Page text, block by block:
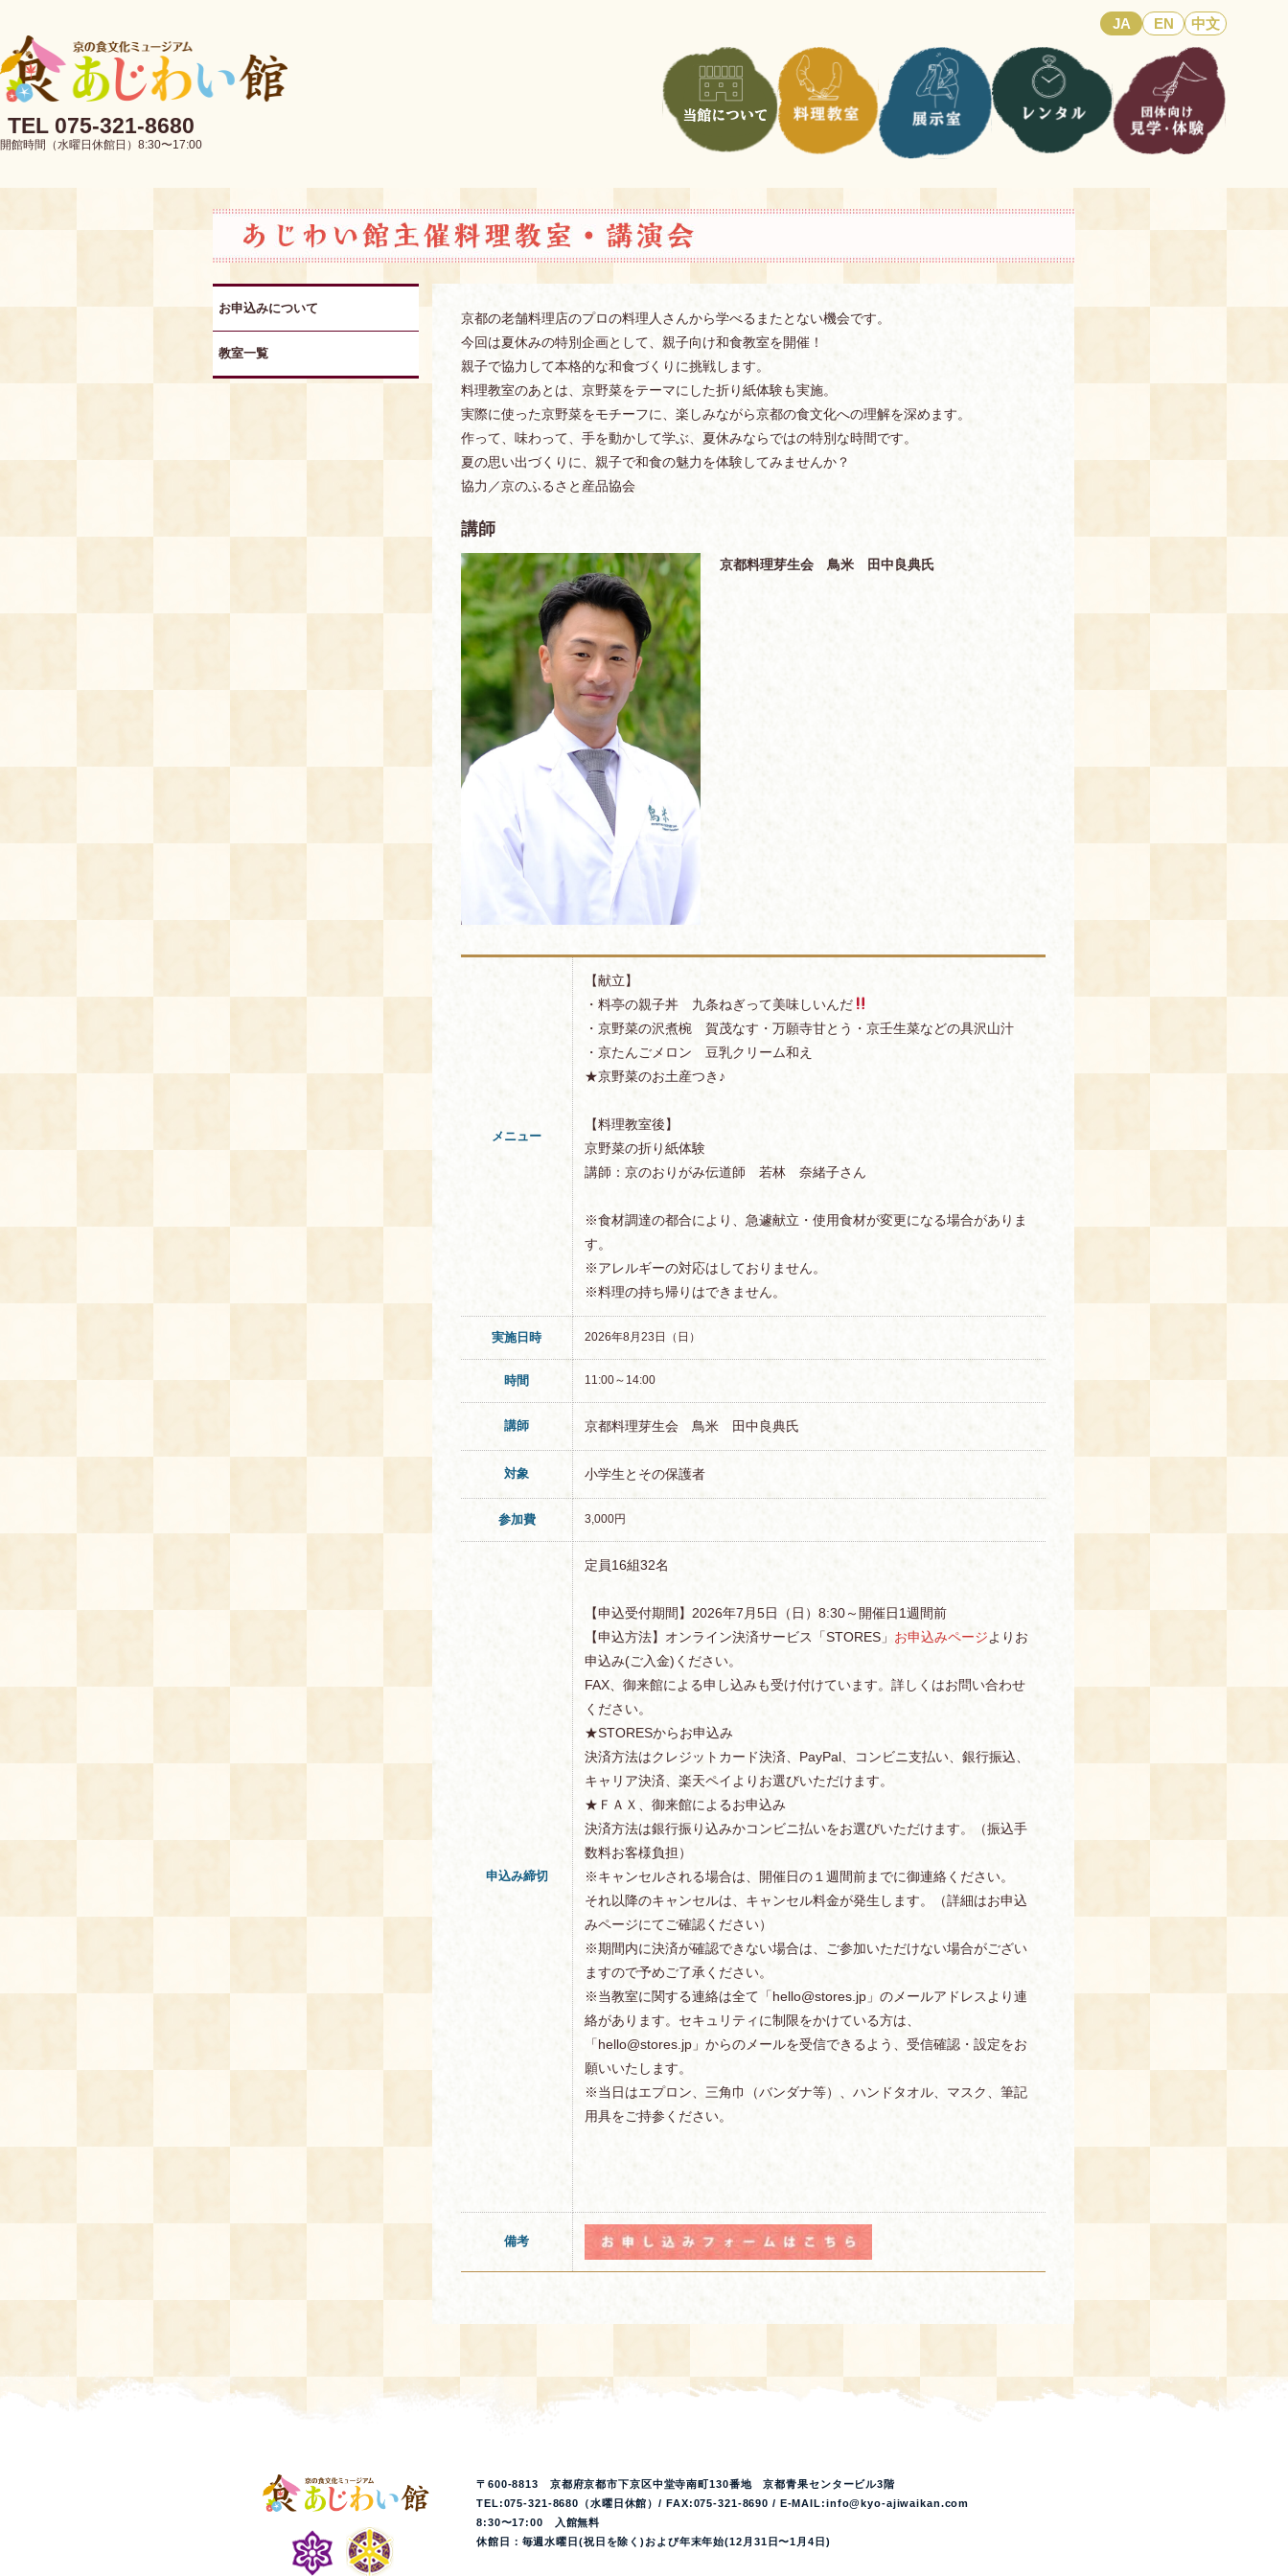
JA EN 中文
TEL 075-321-8680
開館時間（水曜日休館日）8:30〜17:00
お申込みについて
教室一覧
京都の老舗料理店のプロの料理人さんから学べるまたとない機会です。
今回は夏休みの特別企画として、親子向け和食教室を開催！
親子で協力して本格的な和食づくりに挑戦します。
料理教室のあとは、京野菜をテーマにした折り紙体験も実施。
実際に使った京野菜をモチーフに、楽しみながら京都の食文化への理解を深めます。
作って、味わって、手を動かして学ぶ、夏休みならではの特別な時間です。
夏の思い出づくりに、親子で和食の魅力を体験してみませんか？
協力／京のふるさと産品協会
講師
京都料理芽生会 鳥米 田中良典氏
メニュー
【献立】
・料亭の親子丼 九条ねぎって美味しいんだ
・京野菜の沢煮椀 賀茂なす・万願寺甘とう・京壬生菜などの具沢山汁
・京たんごメロン 豆乳クリーム和え
★京野菜のお土産つき♪
【料理教室後】
京野菜の折り紙体験
講師：京のおりがみ伝道師 若林 奈緒子さん
※食材調達の都合により、急遽献立・使用食材が変更になる場合がありま
す。
※アレルギーの対応はしておりません。
※料理の持ち帰りはできません。
実施日時 2026年8月23日（日）
時間 11:00～14:00
講師 京都料理芽生会 鳥米 田中良典氏
対象 小学生とその保護者
参加費 3,000円
申込み締切
定員16組32名
【申込受付期間】2026年7月5日（日）8:30～開催日1週間前
【申込方法】オンライン決済サービス「STORES」 お申込みページよりお
申込み(ご入金)ください。
FAX、御来館による申し込みも受け付けています。詳しくはお問い合わせ
ください。
★STORESからお申込み
決済方法はクレジットカード決済、PayPal、コンビニ支払い、銀行振込、
キャリア決済、楽天ペイよりお選びいただけます。
★ＦＡＸ、御来館によるお申込み
決済方法は銀行振り込みかコンビニ払いをお選びいただけます。（振込手
数料お客様負担）
※キャンセルされる場合は、開催日の１週間前までに御連絡ください。
それ以降のキャンセルは、キャンセル料金が発生します。（詳細はお申込
みページにてご確認ください）
※期間内に決済が確認できない場合は、ご参加いただけない場合がござい
ますので予めご了承ください。
※当教室に関する連絡は全て「hello@stores.jp」のメールアドレスより連
絡があります。セキュリティに制限をかけている方は、
「hello@stores.jp」からのメールを受信できるよう、受信確認・設定をお
願いいたします。
※当日はエプロン、三角巾（バンダナ等）、ハンドタオル、マスク、筆記
用具をご持参ください。
備考
〒600-8813 京都府京都市下京区中堂寺南町130番地 京都青果センタービル3階
TEL:075-321-8680（水曜日休館）/ FAX:075-321-8690 / E-MAIL:info@kyo-ajiwaikan.com
8:30〜17:00 入館無料
休館日：毎週水曜日(祝日を除く)および年末年始(12月31日〜1月4日)